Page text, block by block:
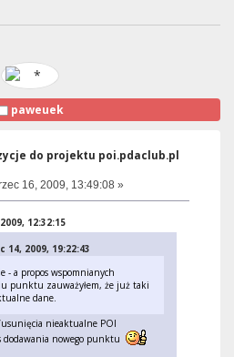
paweuek
do projektu poi.pdaclub.pl
16, 2009, 13:49:08 »
12:32:15
2009, 19:22:43
- a propos wspomnianych
punktu zauważyłem, że już taki
dane.
usunięcia nieaktualne POI
dodawania nowego punktu